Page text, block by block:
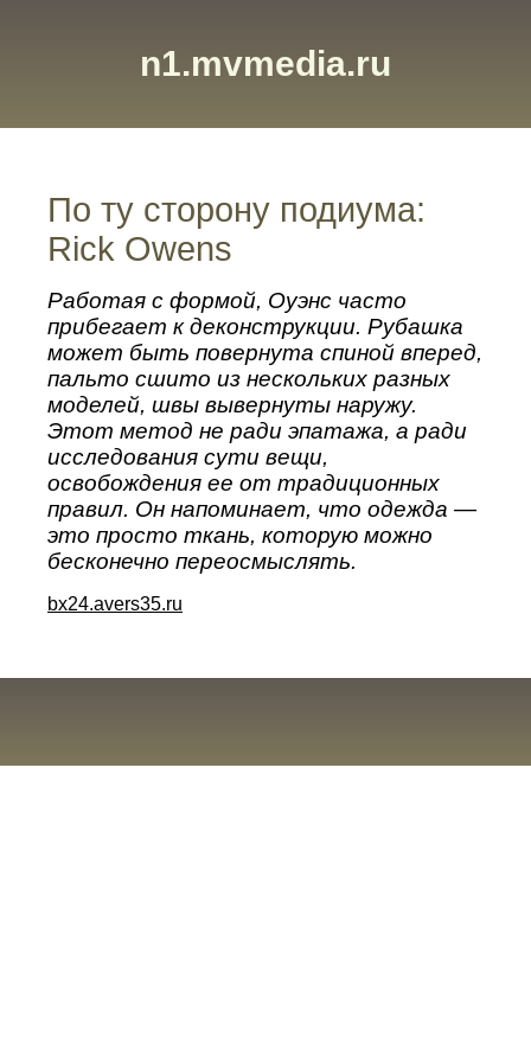
n1.mvmedia.ru
По ту сторону подиума:
Rick Owens
Работая с формой, Оуэнс часто
прибегает к деконструкции. Рубашка
может быть повернута спиной вперед,
пальто сшито из нескольких разных
моделей, швы вывернуты наружу.
Этот метод не ради эпатажа, а ради
исследования сути вещи,
освобождения ее от традиционных
правил. Он напоминает, что одежда —
это просто ткань, которую можно
бесконечно переосмыслять.
bx24.avers35.ru